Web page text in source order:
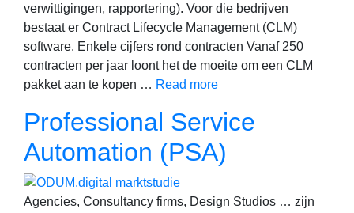
verwittigingen, rapportering). Voor die bedrijven
bestaat er Contract Lifecycle Management (CLM)
software. Enkele cijfers rond contracten Vanaf 250
contracten per jaar loont het de moeite om een CLM
pakket aan te kopen … Read more
Professional Service
Automation (PSA)
Agencies, Consultancy firms, Design Studios … zijn